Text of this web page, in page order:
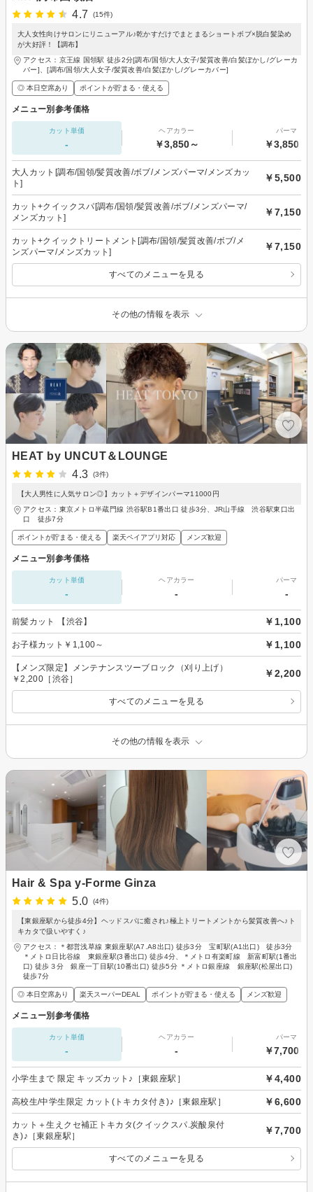
4.7
(15件)
大人女性向けサロンにリニューアル♪乾かすだけでまとまるショートボブ×脱白髪染め
が大好評！【調布】
アクセス：京王線 国領駅 徒歩2分[調布/国領/大人女子/髪質改善/白髪ぼかし/グレーカ
バー]、[調布/国領/大人女子/髪質改善/白髪ぼかし/グレーカバー]
◎ 本日空席あり ポイントが貯まる・使える
メニュー別参考価格
カット単価
-
ヘアカラー
￥3,850～
パーマ
￥3,850～
大人カット[調布/国領/髪質改善/ボブ/メンズパーマ/メンズカッ
ト]
￥5,500
カット+クイックスパ[調布/国領/髪質改善/ボブ/メンズパーマ/
メンズカット]
￥7,150
カット+クイックトリートメント[調布/国領/髪質改善/ボブ/メ
ンズパーマ/メンズカット]
￥7,150
すべてのメニューを見る
その他の情報を表示
HEAT by UNCUT＆LOUNGE
4.3
(3件)
【大人男性に人気サロン◎】カット＋デザインパーマ11000円
アクセス：東京メトロ半蔵門線 渋谷駅B1番出口 徒歩3分、JR山手線 渋谷駅東口出
口 徒歩7分
ポイントが貯まる・使える 楽天ペイアプリ対応 メンズ歓迎
メニュー別参考価格
カット単価
-
ヘアカラー
-
パーマ
-
前髪カット 【渋谷】 ￥1,100
お子様カット￥1,100～ ￥1,100
【メンズ限定】メンテナンスツーブロック（刈り上げ）
￥2,200［渋谷］
￥2,200
すべてのメニューを見る
その他の情報を表示
Hair & Spa y‐Forme Ginza
5.0
(4件)
【東銀座駅から徒歩4分】ヘッドスパに癒され♪極上トリートメントから髪質改善へ♪ト
キカタで扱いやすく♪
アクセス：＊都営浅草線 東銀座駅(A7.A8出口) 徒歩3分 宝町駅(A1出口) 徒歩3分
＊メトロ日比谷線 東銀座駅(3番出口) 徒歩4分、＊メトロ有楽町線 新富町駅(1番出
口) 徒歩３分 銀座一丁目駅(10番出口) 徒歩5分 ＊メトロ銀座線 銀座駅(松屋出口)
徒歩7分
◎ 本日空席あり 楽天スーパーDEAL ポイントが貯まる・使える メンズ歓迎
メニュー別参考価格
カット単価
-
ヘアカラー
-
パーマ
￥7,700～
小学生まで 限定 キッズカット♪［東銀座駅］ ￥4,400
高校生/中学生限定 カット(トキカタ付き)♪［東銀座駅］ ￥6,600
カット＋生えクセ補正トキカタ(クイックスパ.炭酸泉付
き)♪［東銀座駅］
￥7,700
すべてのメニューを見る